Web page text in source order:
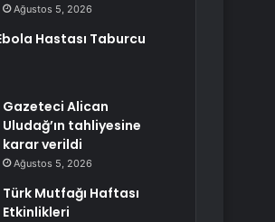
Ağustos 5, 2026
Hastası Taburcu
Gazeteci Alican
Uludağ’ın tahliyesine
karar verildi
Ağustos 5, 2026
Türk Mutfağı Haftası
Etkinlikleri